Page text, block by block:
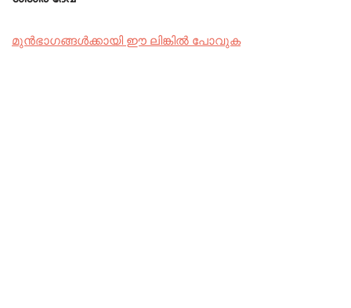
മുൻഭാഗങ്ങൾക്കായി ഈ ലിങ്കിൽ പോവുക